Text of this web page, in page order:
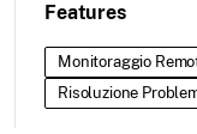
Features
Monitoraggio
Risoluzione